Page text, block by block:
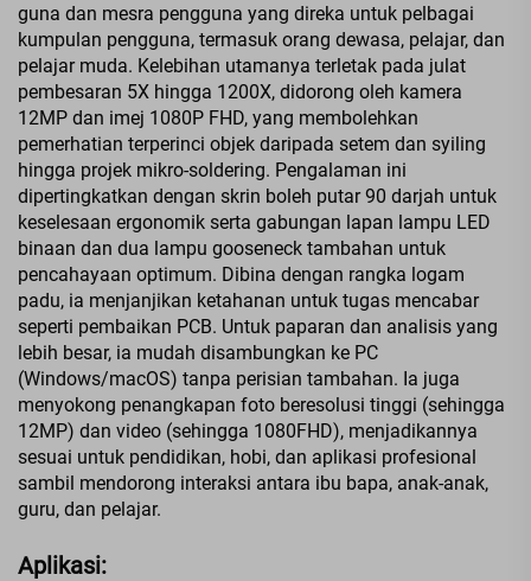
guna dan mesra pengguna yang direka untuk pelbagai
kumpulan pengguna, termasuk orang dewasa, pelajar, dan
pelajar muda. Kelebihan utamanya terletak pada julat
pembesaran 5X hingga 1200X, didorong oleh kamera
12MP dan imej 1080P FHD, yang membolehkan
pemerhatian terperinci objek daripada setem dan syiling
hingga projek mikro-soldering. Pengalaman ini
dipertingkatkan dengan skrin boleh putar 90 darjah untuk
keselesaan ergonomik serta gabungan lapan lampu LED
binaan dan dua lampu gooseneck tambahan untuk
pencahayaan optimum. Dibina dengan rangka logam
padu, ia menjanjikan ketahanan untuk tugas mencabar
seperti pembaikan PCB. Untuk paparan dan analisis yang
lebih besar, ia mudah disambungkan ke PC
(Windows/macOS) tanpa perisian tambahan. Ia juga
menyokong penangkapan foto beresolusi tinggi (sehingga
12MP) dan video (sehingga 1080FHD), menjadikannya
sesuai untuk pendidikan, hobi, dan aplikasi profesional
sambil mendorong interaksi antara ibu bapa, anak-anak,
guru, dan pelajar.
Aplikasi: